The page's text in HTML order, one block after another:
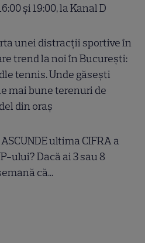
și 19:00, la Kanal D
unei distracții sportive în
trend la noi în București:
tennis. Unde găsești
mai bune terenuri de
din oraș
ASCUNDE ultima CIFRA a
ului? Dacă ai 3 sau 8
că...